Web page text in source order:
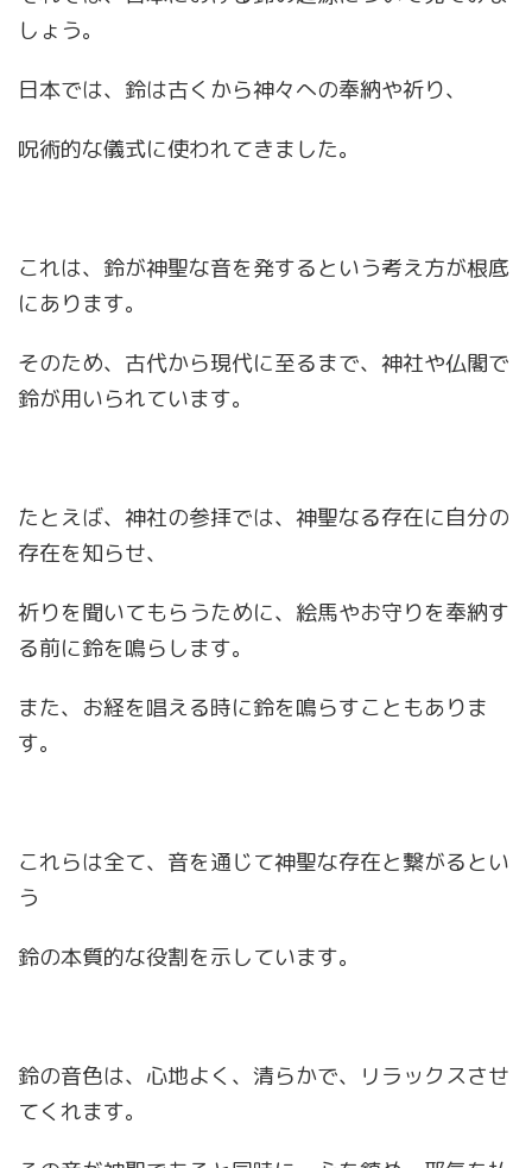
しょう。
日本では、鈴は古くから神々への奉納や祈り、
呪術的な儀式に使われてきました。
これは、鈴が神聖な音を発するという考え方が根底
にあります。
そのため、古代から現代に至るまで、神社や仏閣で
鈴が用いられています。
たとえば、神社の参拝では、神聖なる存在に自分の
存在を知らせ、
祈りを聞いてもらうために、絵馬やお守りを奉納す
る前に鈴を鳴らします。
また、お経を唱える時に鈴を鳴らすこともありま
す。
これらは全て、音を通じて神聖な存在と繋がるとい
う
鈴の本質的な役割を示しています。
鈴の音色は、心地よく、清らかで、リラックスさせ
てくれます。